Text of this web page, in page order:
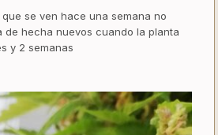
se ven hace una semana no
de hecha nuevos cuando la planta
y 2 semanas